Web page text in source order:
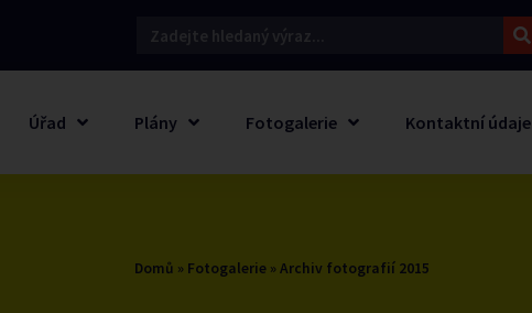
Úřad Plány Fotogalerie Kontaktní údaje
Domů » Fotogalerie » Archiv fotografií 2015